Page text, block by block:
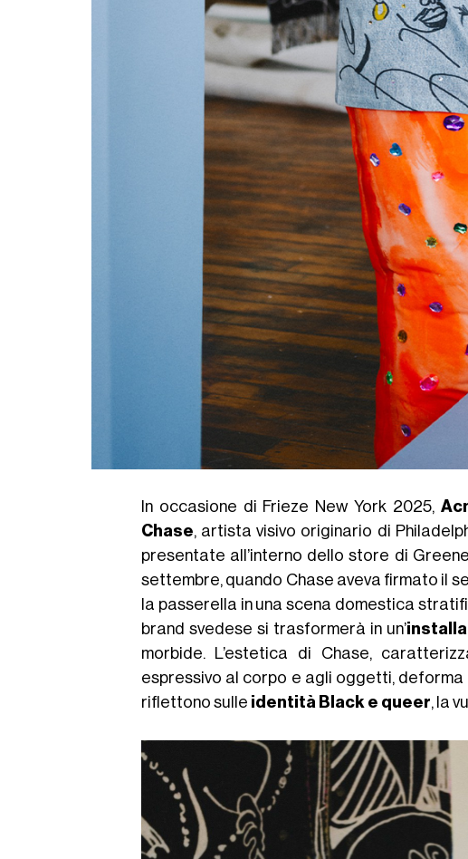
In occasione di Frieze New York 2025,
Chase, artista visivo originario di
presentate all’interno dello store di
settembre, quando Chase aveva firmato il
la passerella in una scena domestica
brand svedese si trasformerà in un’
morbide. L’estetica di Chase,
espressivo al corpo e agli oggetti, deforma
riflettono sulle identità Black e queer, la